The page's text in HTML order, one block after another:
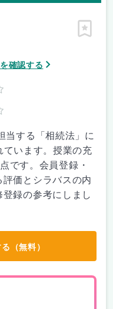
確認する
ピン留
当する「相続法」に
ています。授業の充
点です。会員登録・
価とシラバスの内
録の参考にしまし
（無料）